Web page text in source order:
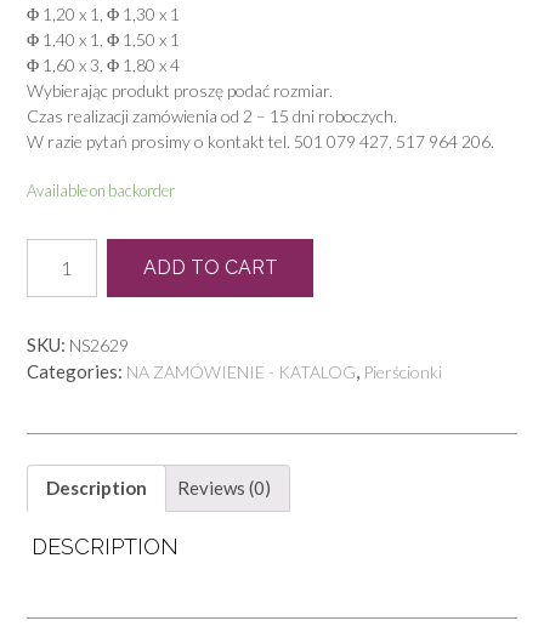
Φ 1,20 x 1, Φ 1,30 x 1
Φ 1,40 x 1, Φ 1,50 x 1
Φ 1,60 x 3, Φ 1,80 x 4
Wybierając produkt proszę podać rozmiar.
Czas realizacji zamówienia od 2 – 15 dni roboczych.
W razie pytań prosimy o kontakt tel. 501 079 427, 517 964 206.
Available on backorder
0830
quantity
ADD TO CART
SKU: NS2629
Categories: NA ZAMÓWIENIE - KATALOG, Pierścionki
Description Reviews (0)
DESCRIPTION